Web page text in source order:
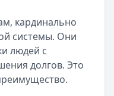
где
ускоряет
кардинально
системы. Они
людей с
долгов. Это